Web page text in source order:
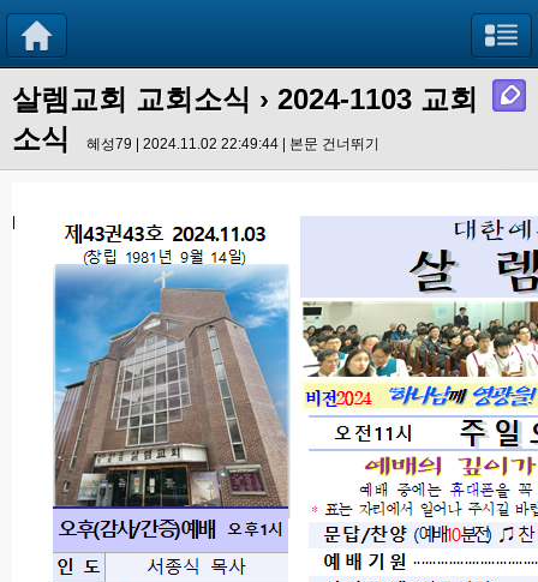
살렘교회 교회소식 › 2024-1103 교회
소식
혜성79 | 2024.11.02 22:49:44 | 본문 건너뛰기